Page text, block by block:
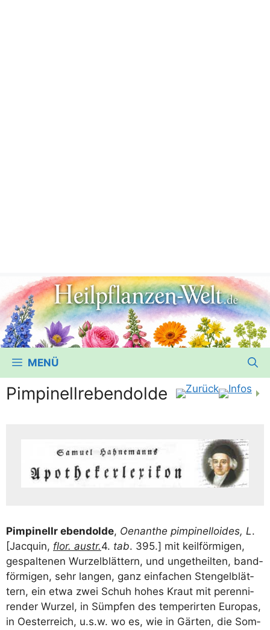
MENÜ
Pimpinellrebendolde
Pim­pi­nellr eben­dol­de, Oen­an­the pim­pi­nel­lo­ides, L.
[Jac­quin, flor. aus­tr.4. tab. 395.] mit keil­för­mi­gen,
gespal­te­nen Wur­zel­blät­tern, und unget­heil­ten, band­
för­mi­gen, sehr lan­gen, ganz ein­fa­chen Sten­gel­blät­
tern, ein etwa zwei Schuh hohes Kraut mit peren­ni­
ren­der Wur­zel, in Sümp­fen des tem­per­ir­ten Euro­pas,
in Oes­ter­reich, u.s.w. wo es, wie in Gär­ten, die Som­